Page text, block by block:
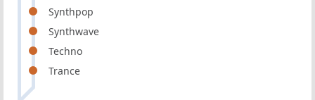
Synthpop
Synthwave
Techno
Trance